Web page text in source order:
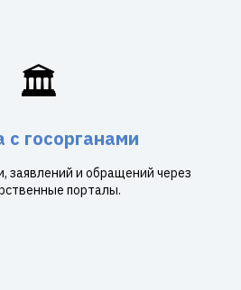
🏛️
с госорганами
заявлений и обращений через
порталы.